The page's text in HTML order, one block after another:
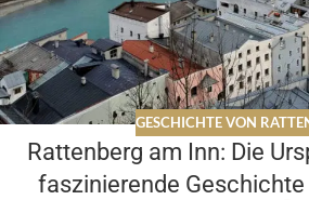
GESCHICHTE VON
Rattenberg am Inn: Die
faszinierende